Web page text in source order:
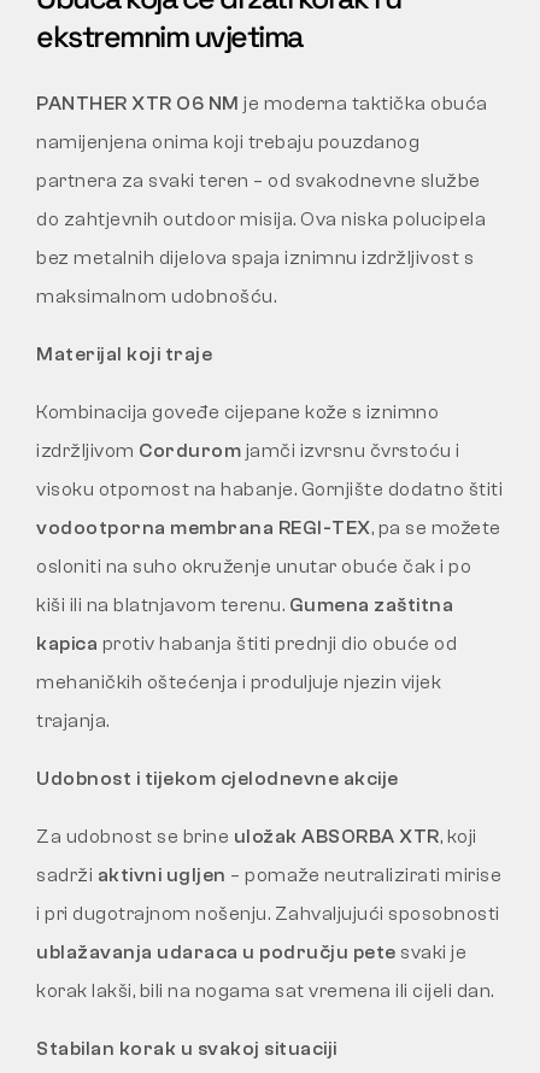
ekstremnim uvjetima
PANTHER XTR O6 NM je moderna taktička obuća
namijenjena onima koji trebaju pouzdanog
partnera za svaki teren – od svakodnevne službe
do zahtjevnih outdoor misija. Ova niska polucipela
bez metalnih dijelova spaja iznimnu izdržljivost s
maksimalnom udobnošću.
Materijal koji traje
Kombinacija goveđe cijepane kože s iznimno
izdržljivom Cordurom jamči izvrsnu čvrstoću i
visoku otpornost na habanje. Gornjište dodatno štiti
vodootporna membrana REGI-TEX, pa se možete
osloniti na suho okruženje unutar obuće čak i po
kiši ili na blatnjavom terenu. Gumena zaštitna
kapica protiv habanja štiti prednji dio obuće od
mehaničkih oštećenja i produljuje njezin vijek
trajanja.
Udobnost i tijekom cjelodnevne akcije
Za udobnost se brine uložak ABSORBA XTR, koji
sadrži aktivni ugljen – pomaže neutralizirati mirise
i pri dugotrajnom nošenju. Zahvaljujući sposobnosti
ublažavanja udaraca u području pete svaki je
korak lakši, bili na nogama sat vremena ili cijeli dan.
Stabilan korak u svakoj situaciji